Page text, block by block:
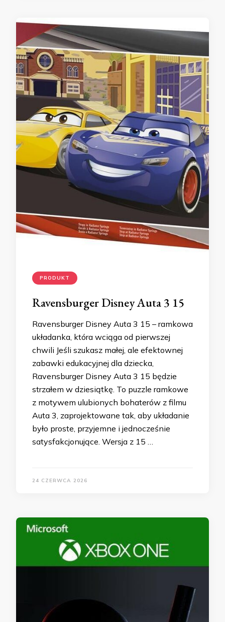
PRODUKT
Ravensburger Disney Auta 3 15
Ravensburger Disney Auta 3 15 – ramkowa
układanka, która wciąga od pierwszej
chwili Jeśli szukasz małej, ale efektownej
zabawki edukacyjnej dla dziecka,
Ravensburger Disney Auta 3 15 będzie
strzałem w dziesiątkę. To puzzle ramkowe
z motywem ulubionych bohaterów z filmu
Auta 3, zaprojektowane tak, aby układanie
było proste, przyjemne i jednocześnie
satysfakcjonujące. Wersja z 15 …
24 CZERWCA 2026